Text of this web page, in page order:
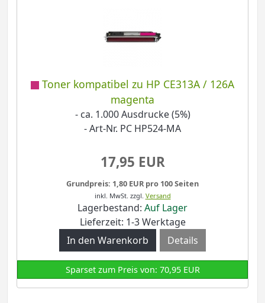
Toner kompatibel zu HP CE313A / 126A
magenta
- ca. 1.000 Ausdrucke (5%)
- Art-Nr. PC HP524-MA
17,95 EUR
Grundpreis: 1,80 EUR pro 100 Seiten
inkl. MwSt. zzgl. Versand
Lagerbestand: Auf Lager
Lieferzeit: 1-3 Werktage
Details
Sparset zum Preis von: 70,95 EUR